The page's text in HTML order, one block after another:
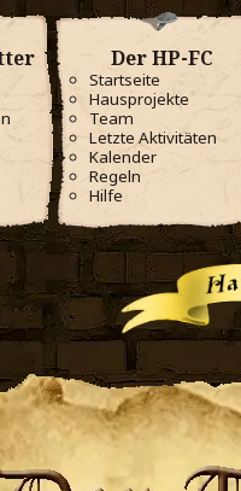
Der HP-FC
Startseite
Hausprojekte
Team
Letzte Aktivitäten
Kalender
Regeln
Hilfe